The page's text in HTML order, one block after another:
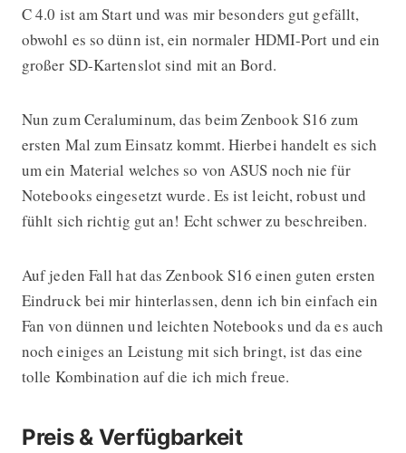
C 4.0 ist am Start und was mir besonders gut gefällt,
obwohl es so dünn ist, ein normaler HDMI-Port und ein
großer SD-Kartenslot sind mit an Bord.
Nun zum Ceraluminum, das beim Zenbook S16 zum
ersten Mal zum Einsatz kommt. Hierbei handelt es sich
um ein Material welches so von ASUS noch nie für
Notebooks eingesetzt wurde. Es ist leicht, robust und
fühlt sich richtig gut an! Echt schwer zu beschreiben.
Auf jeden Fall hat das Zenbook S16 einen guten ersten
Eindruck bei mir hinterlassen, denn ich bin einfach ein
Fan von dünnen und leichten Notebooks und da es auch
noch einiges an Leistung mit sich bringt, ist das eine
tolle Kombination auf die ich mich freue.
Preis & Verfügbarkeit